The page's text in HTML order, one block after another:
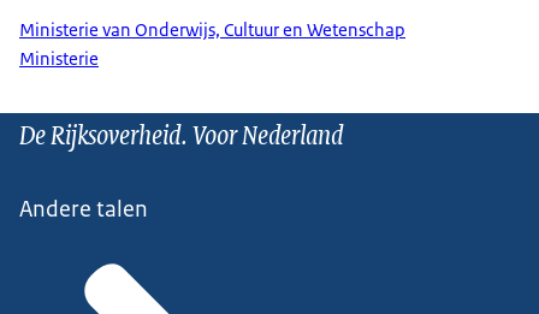
Ministerie van Onderwijs, Cultuur en Wetenschap
Ministerie
De Rijksoverheid. Voor Nederland
Andere talen